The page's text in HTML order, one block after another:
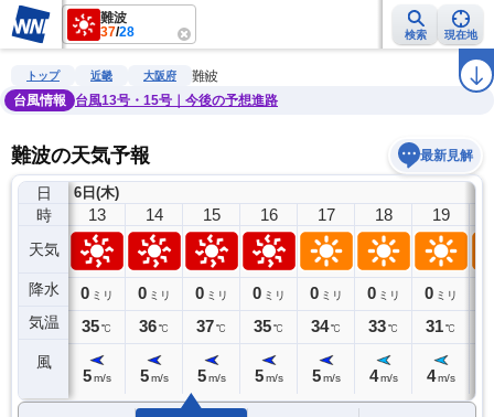
難波
37/28 検索 現在地
雨雲レーダー 台風情報 地震情報 ラ
トップ 近畿 大阪府
難波
台風情報
台風13号・15号｜今後の予想進路
難波の天気予報 最新見解
日
時
天気
降水
気温
風
6日(木)
12
0ミリ
34℃
13
0 ミリ
35℃
5 m/s
14
0 ミリ
36℃
5 m/s
15
0 ミリ
37℃
5 m/s
16
0 ミリ
35℃
5 m/s
17
0 ミリ
34℃
5 m/s
18
0 ミリ
33℃
4 m/s
19
0 ミリ
31℃
4 m/s